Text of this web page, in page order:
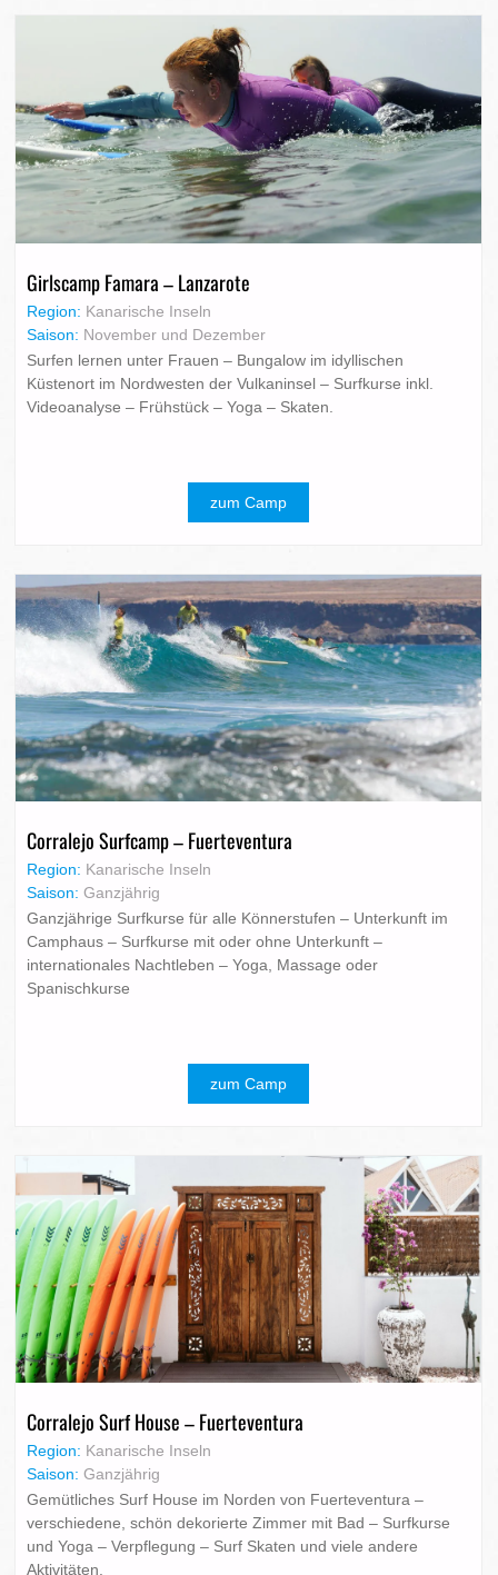
Girlscamp Famara – Lanzarote
Region: Kanarische Inseln
Saison: November und Dezember
Surfen lernen unter Frauen – Bungalow im idyllischen
Küstenort im Nordwesten der Vulkaninsel – Surfkurse inkl.
Videoanalyse – Frühstück – Yoga – Skaten.
zum Camp
Corralejo Surfcamp – Fuerteventura
Region: Kanarische Inseln
Saison: Ganzjährig
Ganzjährige Surfkurse für alle Könnerstufen – Unterkunft im
Camphaus – Surfkurse mit oder ohne Unterkunft –
internationales Nachtleben – Yoga, Massage oder
Spanischkurse
zum Camp
Corralejo Surf House – Fuerteventura
Region: Kanarische Inseln
Saison: Ganzjährig
Gemütliches Surf House im Norden von Fuerteventura –
verschiedene, schön dekorierte Zimmer mit Bad – Surfkurse
und Yoga – Verpflegung – Surf Skaten und viele andere
Aktivitäten.